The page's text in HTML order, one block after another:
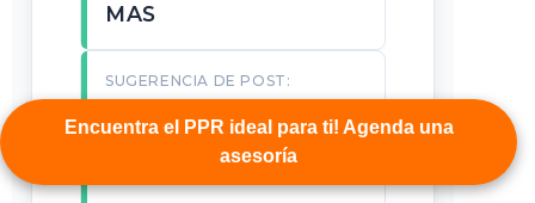
Encuentra el PPR ideal para ti! Agenda una
asesoría
MAS
SUGERENCIA DE POST:
CONVIENE OPTIMAXX